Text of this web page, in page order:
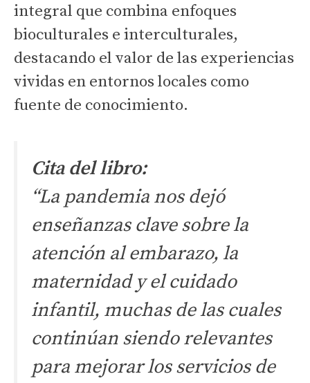
integral que combina enfoques
bioculturales e interculturales,
destacando el valor de las experiencias
vividas en entornos locales como
fuente de conocimiento.
Cita del libro:
“La pandemia nos dejó
enseñanzas clave sobre la
atención al embarazo, la
maternidad y el cuidado
infantil, muchas de las cuales
continúan siendo relevantes
para mejorar los servicios de